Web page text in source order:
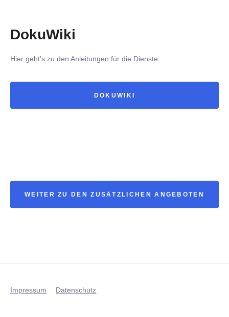
DokuWiki
Hier geht's zu den Anleitungen für die Dienste
DOKUWIKI
WEITER ZU DEN ZUSÄTZLICHEN ANGEBOTEN
Impressum Datenschutz